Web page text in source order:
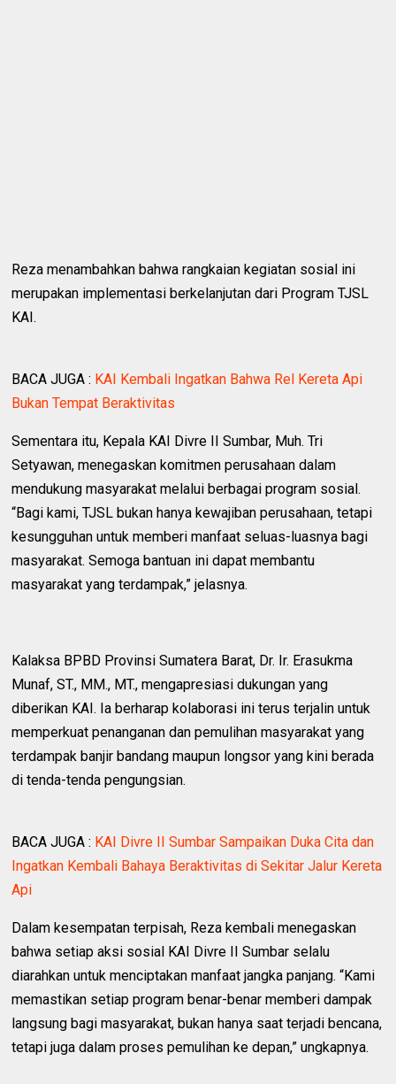
Reza menambahkan bahwa rangkaian kegiatan sosial ini
merupakan implementasi berkelanjutan dari Program TJSL
KAI.
BACA JUGA : KAI Kembali Ingatkan Bahwa Rel Kereta Api
Bukan Tempat Beraktivitas
Sementara itu, Kepala KAI Divre II Sumbar, Muh. Tri
Setyawan, menegaskan komitmen perusahaan dalam
mendukung masyarakat melalui berbagai program sosial.
“Bagi kami, TJSL bukan hanya kewajiban perusahaan, tetapi
kesungguhan untuk memberi manfaat seluas-luasnya bagi
masyarakat. Semoga bantuan ini dapat membantu
masyarakat yang terdampak,” jelasnya.
Kalaksa BPBD Provinsi Sumatera Barat, Dr. Ir. Erasukma
Munaf, ST., MM., MT., mengapresiasi dukungan yang
diberikan KAI. Ia berharap kolaborasi ini terus terjalin untuk
memperkuat penanganan dan pemulihan masyarakat yang
terdampak banjir bandang maupun longsor yang kini berada
di tenda-tenda pengungsian.
BACA JUGA : KAI Divre II Sumbar Sampaikan Duka Cita dan
Ingatkan Kembali Bahaya Beraktivitas di Sekitar Jalur Kereta
Api
Dalam kesempatan terpisah, Reza kembali menegaskan
bahwa setiap aksi sosial KAI Divre II Sumbar selalu
diarahkan untuk menciptakan manfaat jangka panjang. “Kami
memastikan setiap program benar-benar memberi dampak
langsung bagi masyarakat, bukan hanya saat terjadi bencana,
tetapi juga dalam proses pemulihan ke depan,” ungkapnya.